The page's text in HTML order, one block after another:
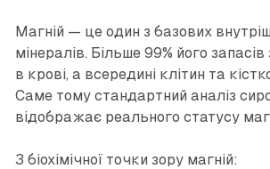
Магній — це один з базових
мінералів. Більше 99% його
в крові, а всередині клітин та
Саме тому стандартний аналіз
відображає реального статусу
З біохімічної точки зору магній: